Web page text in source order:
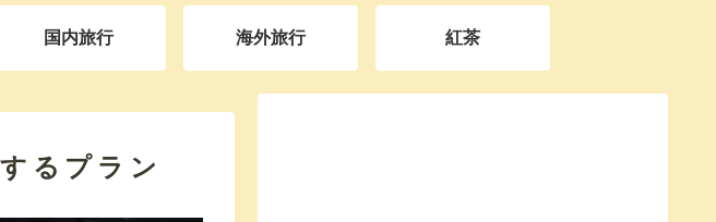
国内旅行 海外旅行 紅茶
るプラン